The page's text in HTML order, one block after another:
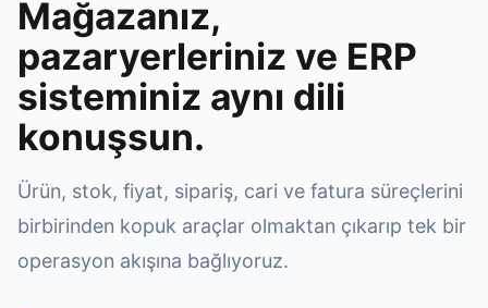
Mağazanız,
pazaryerleriniz ve ERP
sisteminiz aynı dili
konuşsun.
Ürün, stok, fiyat, sipariş, cari ve fatura süreçlerini
birbirinden kopuk araçlar olmaktan çıkarıp tek bir
operasyon akışına bağlıyoruz.